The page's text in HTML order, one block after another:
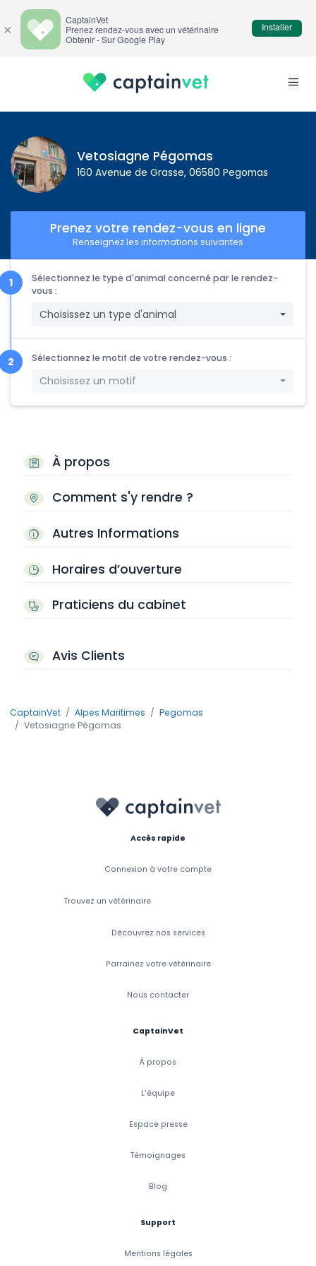
Vetosiagne Pégomas
160 Avenue de Grasse, 06580 Pegomas
À propos
Comment s'y rendre ?
Autres Informations
Horaires d’ouverture
Praticiens du cabinet
Avis Clients
Prenez votre rendez-vous en ligne
Renseignez les informations suivantes
Sélectionnez le type d'animal concerné par le rendez-
vous :
Choisissez un type d'animal
Sélectionnez le motif de votre rendez-vous :
Choisissez un motif
CaptainVet Alpes Maritimes
Pegomas
Vetosiagne Pégomas
Accès rapide
Connexion à votre compte
Trouvez un vétérinaire
Découvrez nos services
Parrainez votre vétérinaire
Nous contacter
CaptainVet
À propos
L'équipe
Espace presse
Témoignages
Blog
Support
Mentions légales
×
CaptainVet
Prenez rendez-vous avec un vétérinaire
Obtenir - Sur Google Play
Installer